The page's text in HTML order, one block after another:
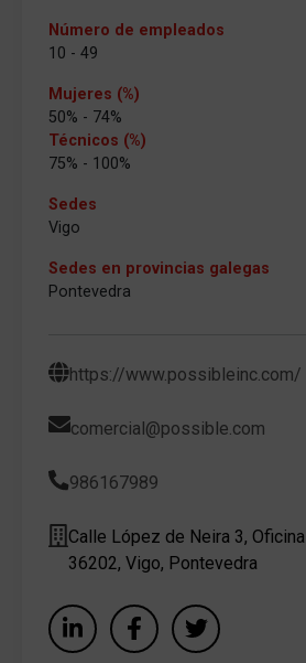
Número de empleados
10 - 49
Mujeres (%)
50% - 74%
Técnicos (%)
75% - 100%
Sedes
Vigo
Sedes en provincias galegas
Pontevedra
https://www.possibleinc.com/
comercial@possible.com
986167989
Calle López de Neira 3,
36202, Vigo, Pontevedra